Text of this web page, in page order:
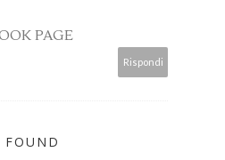
PAGE
Rispondi
FOUND